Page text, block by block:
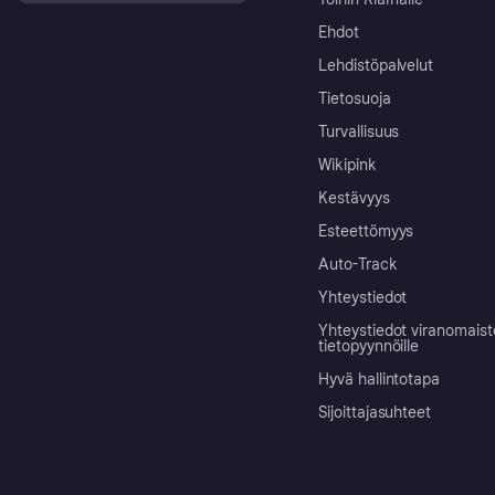
Ehdot
Lehdistöpalvelut
Tietosuoja
Turvallisuus
Wikipink
Kestävyys
Esteettömyys
Auto-Track
Yhteystiedot
Yhteystiedot
tietopyynnöille
Hyvä hallintotapa
Sijoittajasuhteet